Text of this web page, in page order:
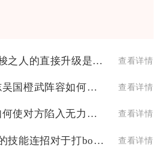
影之刃3穿梭之人的直接升级是否会带来哪些好处 查看详情
少年三国志吴国橙武阵容如何选择 查看详情
帝王三国如何使对方陷入无力反抗 查看详情
影之刃3中的技能连招对于打boss有用吗 查看详情